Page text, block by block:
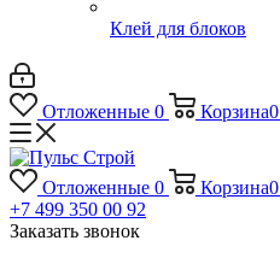
Клей для блоков
Отложенные 0 Корзина0
Отложенные 0 Корзина0
+7 499 350 00 92
Заказать звонок